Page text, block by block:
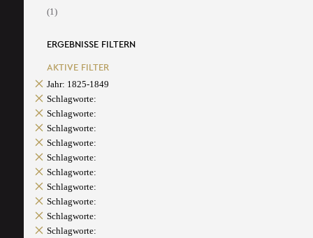
(1)
ERGEBNISSE FILTERN
AKTIVE FILTER
Jahr: 1825-1849
Schlagworte:
Schlagworte:
Schlagworte:
Schlagworte:
Schlagworte:
Schlagworte:
Schlagworte:
Schlagworte:
Schlagworte:
Schlagworte: